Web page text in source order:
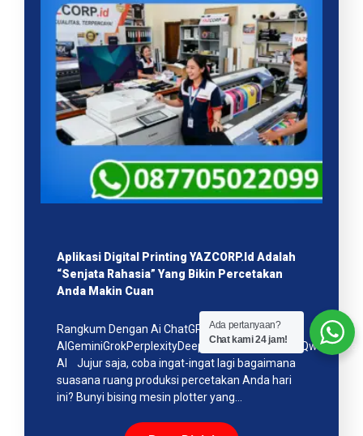
Aplikasi Digital Printing YAZCORP.id Adalah
“Senjata Rahasia” Yang Bikin Percetakan
Anda Makin Cuan
Rangkum Dengan Ai ChatGPTClaudeGoogle
AIGeminiGrokPerplexityDeepSeekMistralCopilotQwenMeta
AI Jujur saja, coba ingat-ingat lagi bagaimana
suasana ruang produksi percetakan Anda hari
ini? Bunyi bising mesin plotter yang…
Ada pertanyaan?
Chat kami 24 jam!